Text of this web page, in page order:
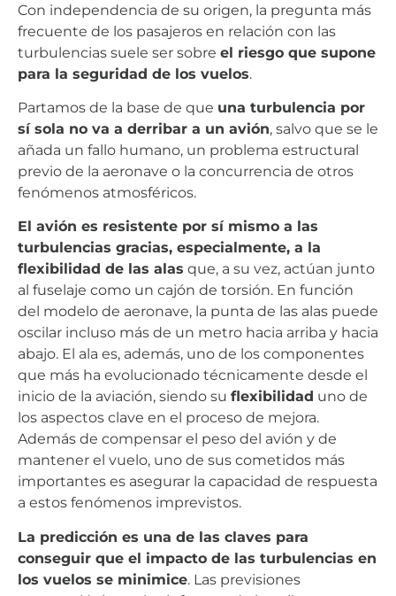
Con independencia de su origen, la pregunta más
frecuente de los pasajeros en relación con las
turbulencias suele ser sobre el riesgo que supone
para la seguridad de los vuelos.
Partamos de la base de que una turbulencia por
sí sola no va a derribar a un avión, salvo que se le
añada un fallo humano, un problema estructural
previo de la aeronave o la concurrencia de otros
fenómenos atmosféricos.
El avión es resistente por sí mismo a las
turbulencias gracias, especialmente, a la
flexibilidad de las alas que, a su vez, actúan junto
al fuselaje como un cajón de torsión. En función
del modelo de aeronave, la punta de las alas puede
oscilar incluso más de un metro hacia arriba y hacia
abajo. El ala es, además, uno de los componentes
que más ha evolucionado técnicamente desde el
inicio de la aviación, siendo su flexibilidad uno de
los aspectos clave en el proceso de mejora.
Además de compensar el peso del avión y de
mantener el vuelo, uno de sus cometidos más
importantes es asegurar la capacidad de respuesta
a estos fenómenos imprevistos.
La predicción es una de las claves para
conseguir que el impacto de las turbulencias en
los vuelos se minimice. Las previsiones